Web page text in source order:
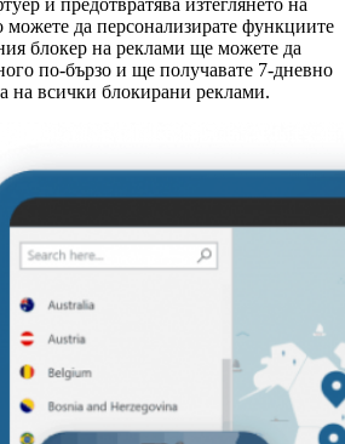
и предотвратява изтеглянето на
можете да персонализирате функциите
блокер на реклами ще можете да
по-бързо и ще получавате 7-дневно
на всички блокирани реклами.